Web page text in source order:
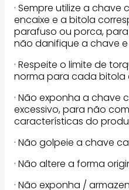
· Sempre utilize a
encaixe e a bitola
parafuso ou porca,
não danifique a chave
· Respeite o limite de
norma para cada
· Não exponha a chave
excessivo, para não
características do
· Não golpeie a chave
· Não altere a forma
· Não exponha /